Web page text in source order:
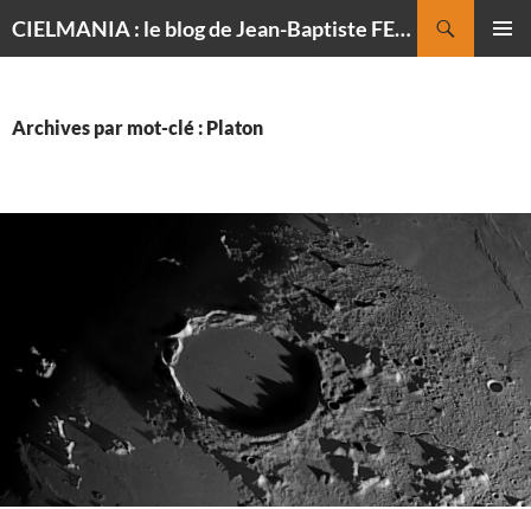
CIELMANIA : le blog de Jean-Baptiste FELDMANN, photographe du ciel
Archives par mot-clé : Platon